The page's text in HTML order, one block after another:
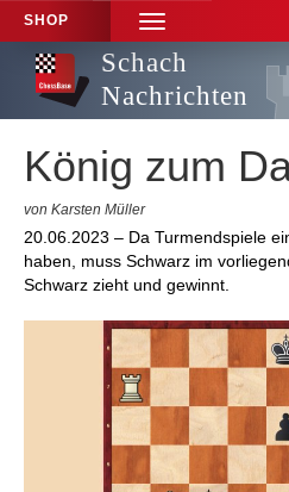
SHOP
TOGGLE
NAVIGATION
Schach
Nachrichten
König zum
von Karsten Müller
20.06.2023 – Da Turmendspiele
haben, muss Schwarz im
Schwarz zieht und gewinnt.